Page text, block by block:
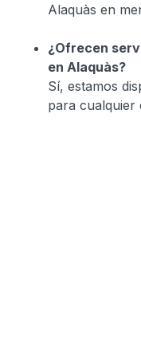
Alaquàs en
¿Ofrecen
en Alaquàs?
Sí, estamos
para cualquier